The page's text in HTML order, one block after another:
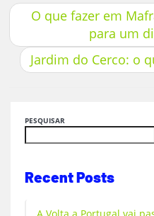
O que fazer em
para um
Jardim do Cerco: o
PESQUISAR
Recent Posts